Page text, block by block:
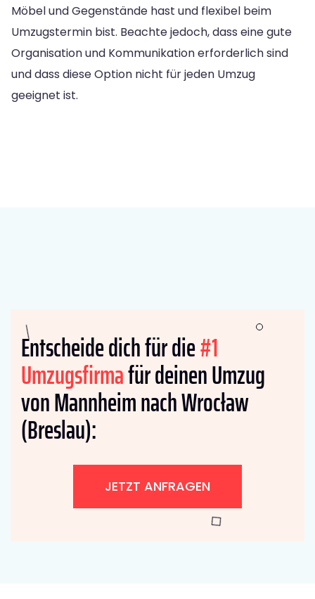
Möbel und Gegenstände hast und flexibel beim
Umzugstermin bist. Beachte jedoch, dass eine gute
Organisation und Kommunikation erforderlich sind
und dass diese Option nicht für jeden Umzug
geeignet ist.
Entscheide dich für die#1
Umzugsfirmafür deinen Umzug
von Mannheim nach Wrocław
(Breslau):
JETZT ANFRAGEN